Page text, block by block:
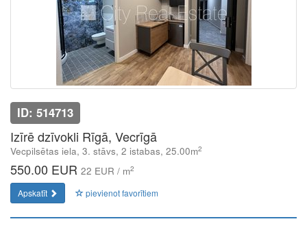
ID: 514713
Izīrē dzīvokli Rīgā, Vecrīgā
Vecpilsētas iela, 3. stāvs, 2 istabas, 25.00m2
550.00 EUR 22 EUR / m2
Apskatīt pievienot favorītiem